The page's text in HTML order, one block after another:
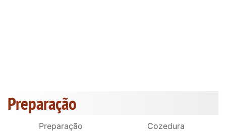
Preparação
Preparação
Cozedura